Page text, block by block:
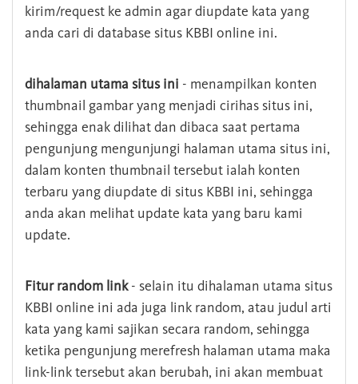
kirim/request ke admin agar diupdate kata yang
anda cari di database situs KBBI online ini.
dihalaman utama situs ini - menampilkan konten
thumbnail gambar yang menjadi cirihas situs ini,
sehingga enak dilihat dan dibaca saat pertama
pengunjung mengunjungi halaman utama situs ini,
dalam konten thumbnail tersebut ialah konten
terbaru yang diupdate di situs KBBI ini, sehingga
anda akan melihat update kata yang baru kami
update.
Fitur random link- selain itu dihalaman utama situs
KBBI online ini ada juga link random, atau judul arti
kata yang kami sajikan secara random, sehingga
ketika pengunjung merefresh halaman utama maka
link-link tersebut akan berubah, ini akan membuat